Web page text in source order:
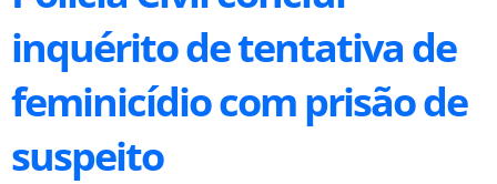
inquérito de tentativa de
feminicídio com prisão de
suspeito